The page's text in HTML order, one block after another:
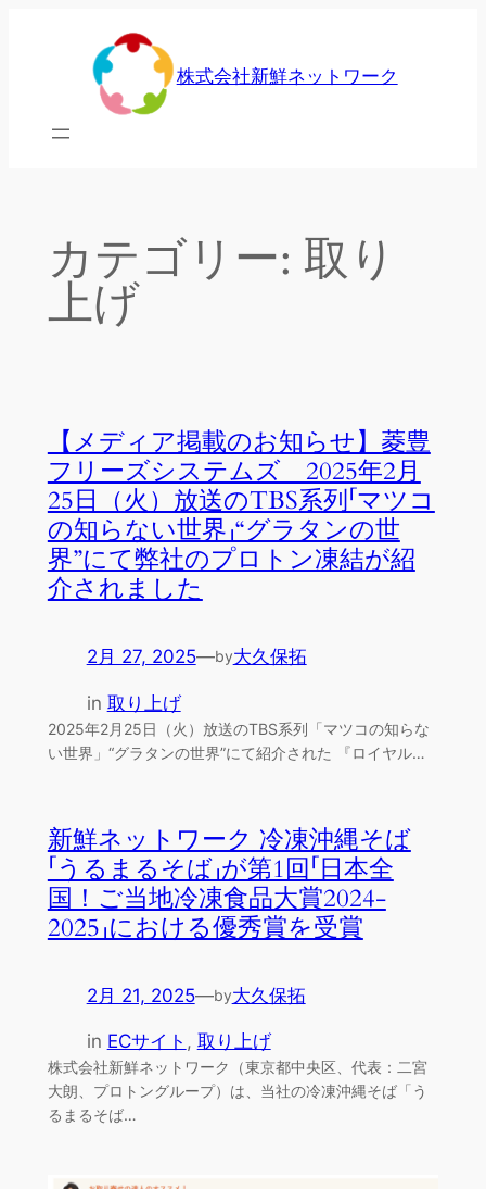
株式会社新鮮ネットワーク
カテゴリー: 取り
上げ
【メディア掲載のお知らせ】菱豊
フリーズシステムズ 2025年2月
25日（火）放送のTBS系列「マツコ
の知らない世界」“グラタンの世
界”にて弊社のプロトン凍結が紹
介されました
2月 27, 2025—by大久保拓
in 取り上げ
2025年2月25日（火）放送のTBS系列「マツコの知らな
い世界」“グラタンの世界”にて紹介された 『ロイヤル…
新鮮ネットワーク 冷凍沖縄そば
「うるまるそば」が第1回「日本全
国！ご当地冷凍食品大賞2024‐
2025」における優秀賞を受賞
2月 21, 2025—by大久保拓
in ECサイト , 取り上げ
株式会社新鮮ネットワーク（東京都中央区、代表：二宮
大朗、プロトングループ）は、当社の冷凍沖縄そば「う
るまるそば…